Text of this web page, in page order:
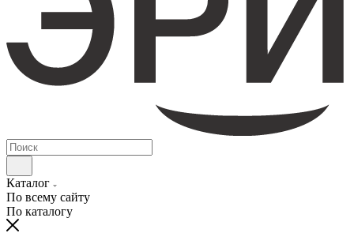
Каталог
По всему сайту
По каталогу